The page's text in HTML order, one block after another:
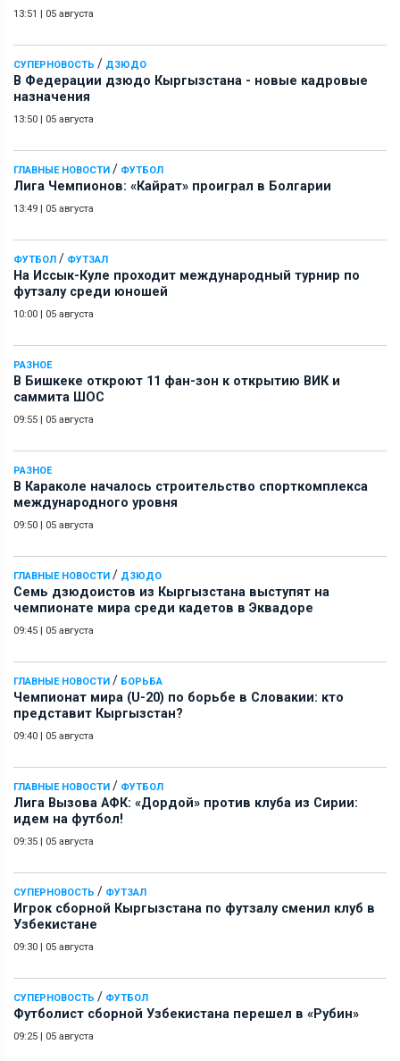
13:51 | 05 августа
СУПЕРНОВОСТЬ / ДЗЮДО
В Федерации дзюдо Кыргызстана - новые кадровые
назначения
13:50 | 05 августа
ГЛАВНЫЕ НОВОСТИ / ФУТБОЛ
Лига Чемпионов: «Кайрат» проиграл в Болгарии
13:49 | 05 августа
ФУТБОЛ / ФУТЗАЛ
На Иссык-Куле проходит международный турнир по
футзалу среди юношей
10:00 | 05 августа
РАЗНОЕ
В Бишкеке откроют 11 фан-зон к открытию ВИК и
саммита ШОС
09:55 | 05 августа
РАЗНОЕ
В Караколе началось строительство спорткомплекса
международного уровня
09:50 | 05 августа
ГЛАВНЫЕ НОВОСТИ / ДЗЮДО
Семь дзюдоистов из Кыргызстана выступят на
чемпионате мира среди кадетов в Эквадоре
09:45 | 05 августа
ГЛАВНЫЕ НОВОСТИ / БОРЬБА
Чемпионат мира (U-20) по борьбе в Словакии: кто
представит Кыргызстан?
09:40 | 05 августа
ГЛАВНЫЕ НОВОСТИ / ФУТБОЛ
Лига Вызова АФК: «Дордой» против клуба из Сирии:
идем на футбол!
09:35 | 05 августа
СУПЕРНОВОСТЬ / ФУТЗАЛ
Игрок сборной Кыргызстана по футзалу сменил клуб в
Узбекистане
09:30 | 05 августа
СУПЕРНОВОСТЬ / ФУТБОЛ
Футболист сборной Узбекистана перешел в «Рубин»
09:25 | 05 августа